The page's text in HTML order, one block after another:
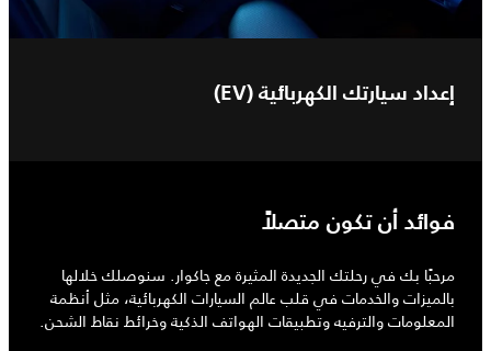
إعداد سيارتك الكهربائية (EV)
فوائد أن تكون متصلاً
مرحبًا بك في رحلتك الجديدة المثيرة مع جاكوار. سنوصلك خلالها
بالميزات والخدمات في قلب عالم السيارات الكهربائية، مثل أنظمة
المعلومات والترفيه وتطبيقات الهواتف الذكية وخرائط نقاط الشحن.